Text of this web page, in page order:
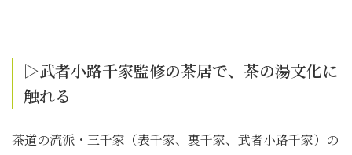
▷武者小路千家監修の茶居で、茶の湯文化に
触れる
茶道の流派・三千家（表千家、裏千家、武者小路千家）の